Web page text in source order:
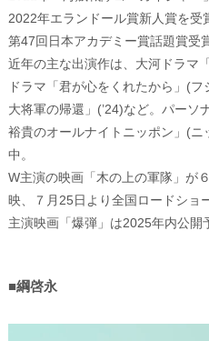
2022年エランドール賞新人賞を受
第47回日本アカデミー賞話題賞受賞
近年の主な出演作は、大河ドラマ
ドラマ「君が心をくれたから」(
大将軍の帰還」(’24)など。パーソ
裕貴のオールナイトニッポン」(
中。
W主演の映画「木の上の軍隊」が
映、７月25日より全国ロードショー
主演映画「爆弾」は2025年内公開
■綱啓永